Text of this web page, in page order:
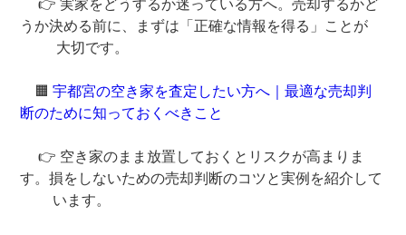
👉 実家をどうするか迷っている方へ。売却するかど
うか決める前に、まずは「正確な情報を得る」ことが
大切です。
🟧宇都宮の空き家を査定したい方へ｜最適な売却判
断のために知っておくべきこと
👉 空き家のまま放置しておくとリスクが高まりま
す。損をしないための売却判断のコツと実例を紹介して
います。